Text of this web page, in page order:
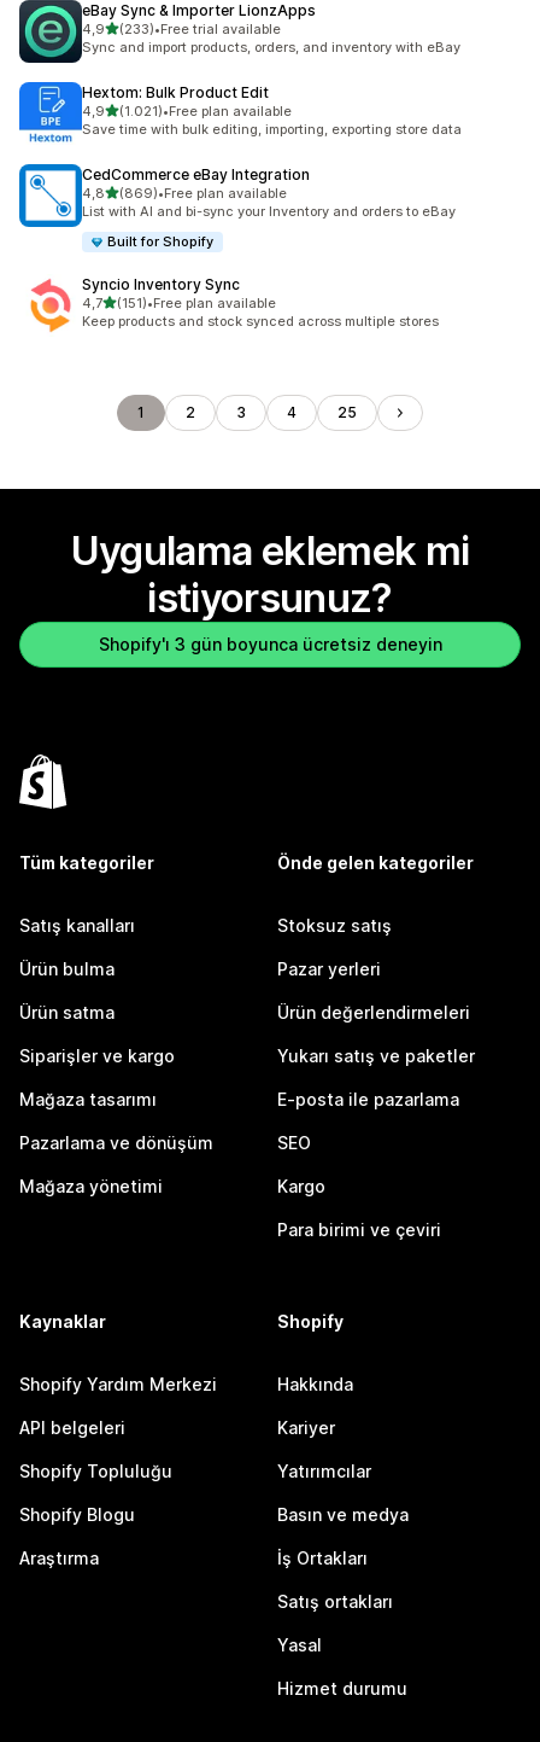
eBay Sync & Importer LionzApps
4,95 yıldız üzerinden
(233)
toplam 233 değerlendirme
•Free trial available
Sync and import products, orders, and inventory with eBay
Hextom: Bulk Product Edit
4,95 yıldız üzerinden
(1.021)
toplam 1021 değerlendirme
•Free plan available
Save time with bulk editing, importing, exporting store data
CedCommerce eBay Integration
4,85 yıldız üzerinden
(869)
toplam 869 değerlendirme
•Free plan available
List with AI and bi-sync your Inventory and orders to eBay
Built for Shopify
Syncio Inventory Sync
4,75 yıldız üzerinden
(151)
toplam 151 değerlendirme
•Free plan available
Keep products and stock synced across multiple stores
1 2 3 4 25
Uygulama eklemek mi
istiyorsunuz?
Shopify'ı 3 gün boyunca ücretsiz deneyin
Tüm kategoriler
Satış kanalları
Ürün bulma
Ürün satma
Siparişler ve kargo
Mağaza tasarımı
Pazarlama ve dönüşüm
Mağaza yönetimi
Önde gelen kategoriler
Stoksuz satış
Pazar yerleri
Ürün değerlendirmeleri
Yukarı satış ve paketler
E-posta ile pazarlama
SEO
Kargo
Para birimi ve çeviri
Kaynaklar
Shopify Yardım Merkezi
API belgeleri
Shopify Topluluğu
Shopify Blogu
Araştırma
Shopify
Hakkında
Kariyer
Yatırımcılar
Basın ve medya
İş Ortakları
Satış ortakları
Yasal
Hizmet durumu